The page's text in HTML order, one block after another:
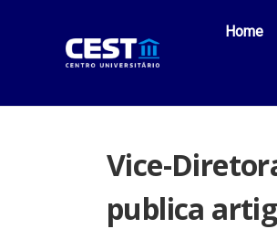
Home
Vice-
publica